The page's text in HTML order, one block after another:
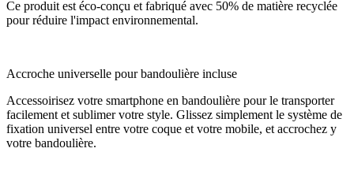
Ce produit est éco-conçu et fabriqué avec 50% de matière recyclée
pour réduire l'impact environnemental.
Accroche universelle pour bandoulière incluse
Accessoirisez votre smartphone en bandoulière pour le transporter
facilement et sublimer votre style. Glissez simplement le système de
fixation universel entre votre coque et votre mobile, et accrochez y
votre bandoulière.